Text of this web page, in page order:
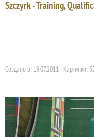
Szczyrk - Training,
Создано в: 19.07.2011 | Картинки: